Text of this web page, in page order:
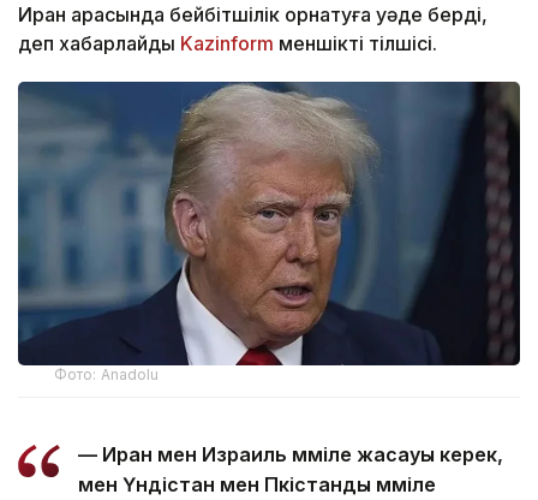
Иран арасында бейбітшілік орнатуға уәде берді,
деп хабарлайды Kazinform меншікті тілшісі.
Фото: Anadolu
— Иран мен Израиль мәміле жасауы керек,
мен Үндістан мен Пәкістанды мәміле